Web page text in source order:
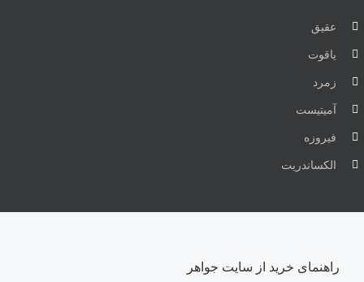
عقیق
یاقوت
زمرد
آمیتیست
فیروزه
الکساندریت
راهنمای خرید از سایت جواهر